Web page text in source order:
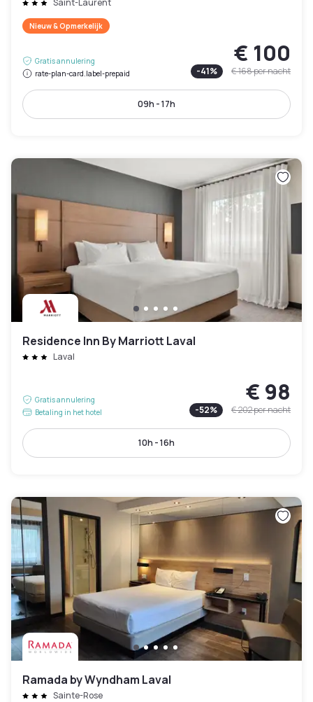
Saint-Laurent
Nieuw & Opmerkelijk
Gratis annulering
rate-plan-card.label-prepaid
€ 100
-41% € 168per nacht
09h - 17h
Residence Inn By Marriott Laval
Laval
Gratis annulering
Betaling in het hotel
€ 98
-52% € 202per nacht
10h - 16h
Ramada by Wyndham Laval
Sainte-Rose